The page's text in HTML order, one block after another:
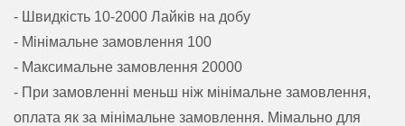
- Швидкість 10-2000 Лайків на добу
- Мінімальне замовлення 100
- Максимальне замовлення 20000
- При замовленні меньш ніж мінімальне замовлення,
оплата як за мінімальне замовлення. Мімально для